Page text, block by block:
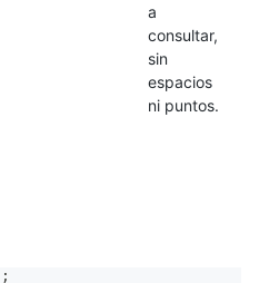
a
consultar,
sin
espacios
ni puntos.
;